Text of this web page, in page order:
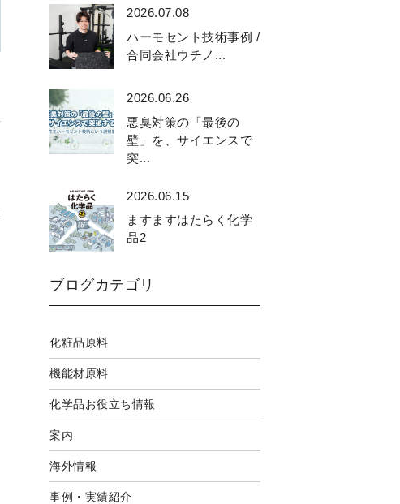
2026.07.08
ハーモセント技術事例 /
合同会社ウチノ...
2026.06.26
悪臭対策の「最後の
壁」を、サイエンスで
突...
2026.06.15
ますますはたらく化学
品2
ブログカテゴリ
化粧品原料
機能材原料
化学品お役立ち情報
案内
海外情報
事例・実績紹介